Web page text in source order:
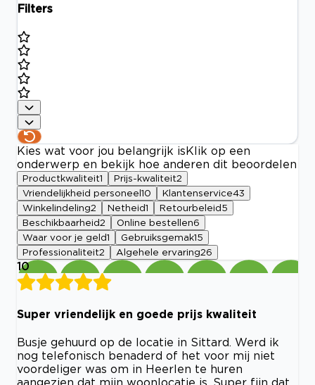
Filters
Kies wat voor jou belangrijk is Klik op een
onderwerp en bekijk hoe anderen dit beoordelen
Productkwaliteit1 Prijs-kwaliteit2
Vriendelijkheid personeel 10 Klantenservice43
Winkelindeling2 Netheid1 Retourbeleid 5
Beschikbaarheid2 Online bestellen6
Waar voor je geld1 Gebruiksgemak15
Professionaliteit2 Algehele ervaring26
10
Super vriendelijk en goede prijs kwaliteit
Busje gehuurd op de locatie in Sittard. Werd ik
nog telefonisch benaderd of het voor mij niet
voordeliger was om in Heerlen te huren
aangezien dat mijn woonlocatie is. Super fijn dat